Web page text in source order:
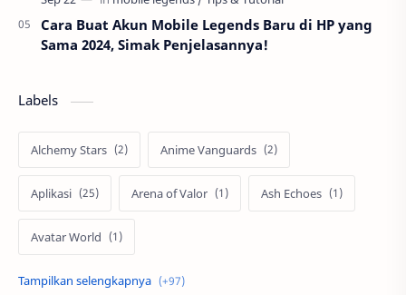
Cara Buat Akun Mobile Legends Baru di HP yang
Sama 2024, Simak Penjelasannya!
Labels
Alchemy Stars Anime Vanguards
Aplikasi Arena of Valor Ash Echoes
Avatar World
Axis Berita